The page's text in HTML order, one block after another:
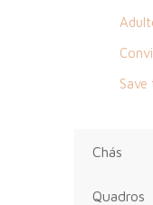
Chás
Quadros